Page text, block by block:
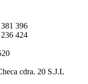
396
424
cdra. 20 S.J.L